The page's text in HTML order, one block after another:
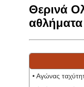
Θερινά
αθλήματα
• Αγώνας